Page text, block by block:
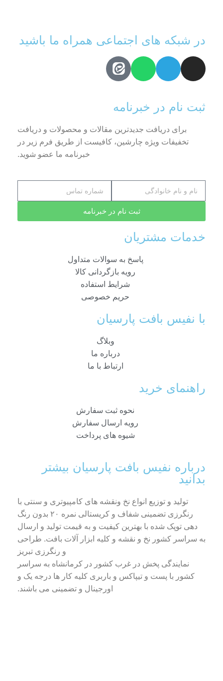
در شبکه های اجتماعی همراه ما باشید
ثبت نام در خبرنامه
برای دریافت جدیدترین مقالات و محصولات و دریافت
تخفیفات ویژه چارشین، کافیست از طریق فرم زیر در
خبرنامه ما عضو شوید.
ثبت نام در خبرنامه
خدمات مشتریان
پاسخ به سوالات متداول
رویه بازگردانی کالا
شرایط استفاده
حریم خصوصی
با نفیس بافت پارسیان
وبلاگ
درباره ما
ارتباط با ما
راهنمای خرید
نحوه ثبت سفارش
رویه ارسال سفارش
شیوه های پرداخت
درباره نفیس بافت پارسیان بیشتر
بدانید
تولید و توزیع انواع نخ ونقشه های کامپیوتری و سنتی با
رنگرزی تضمینی شفاف و کریستالی نمره ۲۰ بدون رنگ
دهی توپک شده با بهترین کیفیت و به قیمت تولید و ارسال
به سراسر کشور نخ و نقشه و کلیه ابزار آلات بافت. طراحی
و رنگرزی تبریز
نمایندگی پخش در غرب کشور در کرمانشاه به سراسر
کشور با پست و تیپاکس و باربری کلیه کار ها درجه یک و
اورجینال و تضمینی می باشند.